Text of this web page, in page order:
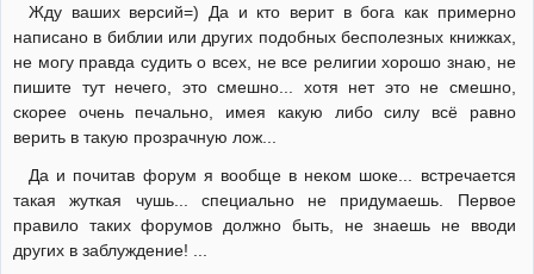
Жду ваших версий=) Да и кто верит в бога как примерно
написано в библии или других подобных бесполезных книжках,
не могу правда судить о всех, не все религии хорошо знаю, не
пишите тут нечего, это смешно... хотя нет это не смешно,
скорее очень печально, имея какую либо силу всё равно
верить в такую прозрачную лож...
Да и почитав форум я вообще в неком шоке... встречается
такая жуткая чушь... специально не придумаешь. Первое
правило таких форумов должно быть, не знаешь не вводи
других в заблуждение! ...